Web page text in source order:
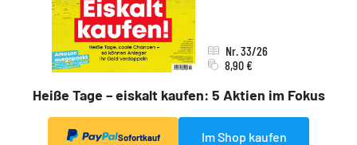
Heiße Tage – eiskalt kaufen: 5 Aktien im Fokus
Nr. 33/26
8,90 €
Sofortkauf Im Shop kaufen